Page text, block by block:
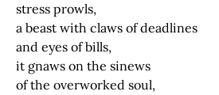
stress prowls,
a beast with claws of deadlines
and eyes of bills,
it gnaws on the sinews
of the overworked soul,